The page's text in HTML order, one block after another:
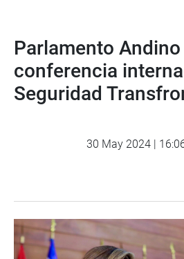
Parlamento
conferencia
Seguridad
30 May 2024 |